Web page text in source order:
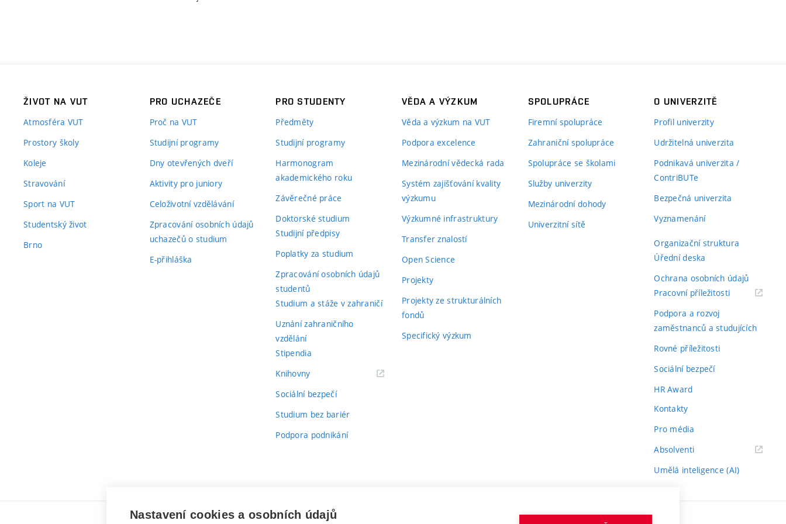
ŽIVOT NA VUT
Atmosféra VUT
Prostory školy
Koleje
Stravování
Sport na VUT
Studentský život
Brno
PRO UCHAZEČE
Proč na VUT
Studijní programy
Dny otevřených dveří
Aktivity pro juniory
Celoživotní vzdělávání
Zpracování osobních údajů
uchazečů o studium
E-přihláška
PRO STUDENTY
Předměty
Studijní programy
Harmonogram
akademického roku
Závěrečné práce
Doktorské studium
Studijní předpisy
Poplatky za studium
Zpracování osobních údajů
studentů
Studium a stáže v zahraničí
Uznání zahraničního
vzdělání
Stipendia
Knihovny(externí
Sociální bezpečí
Studium bez bariér
Podpora podnikání
VĚDA A VÝZKUM
Věda a výzkum na VUT
Podpora excelence
Mezinárodní vědecká rada
Systém zajišťování kvality
výzkumu
Výzkumné infrastruktury
Transfer znalostí
Open Science
Projekty
Projekty ze strukturálních
fondů
Specifický výzkum
SPOLUPRÁCE
Firemní spolupráce
Zahraniční spolupráce
Spolupráce se školami
Služby univerzity
Mezinárodní dohody
Univerzitní sítě
O UNIVERZITĚ
Profil univerzity
Udržitelná univerzita
Podnikavá univerzita /
ContriBUTe
Bezpečná univerzita
Vyznamenání
Organizační struktura
Úřední deska
Ochrana osobních údajů
Pracovní příležitosti(externí
Podpora a rozvoj
zaměstnanců a studujících
Rovné příležitosti
Sociální bezpečí
HR Award
Kontakty
Pro média
Absolventi(externí
Umělá inteligence (AI)
Nastavení cookies a osobních údajů